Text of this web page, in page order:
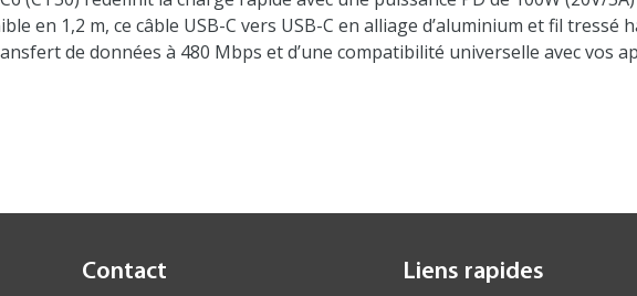
en 1,2 m, ce câble USB-C vers USB-C en alliage d’aluminium et fil
de données à 480 Mbps et d’une compatibilité universelle avec vos
Contact Liens rapides